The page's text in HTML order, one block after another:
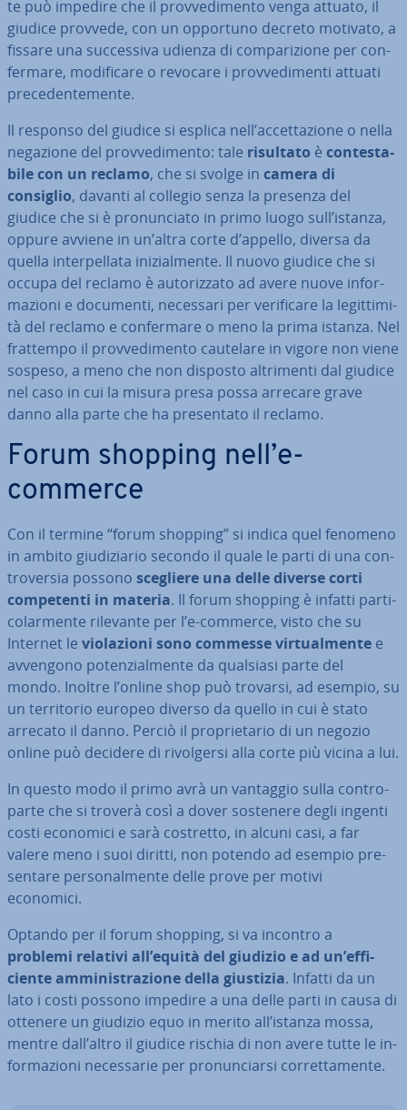
te può impedire che il prov­ve­di­men­to venga attuato, il
giudice provvede, con un opportuno decreto motivato, a
fissare una suc­ces­si­va udienza di com­pa­ri­zio­ne per con­
fer­ma­re, mo­di­fi­ca­re o revocare i prov­ve­di­men­ti attuati
pre­ce­den­te­men­te.
Il responso del giudice si esplica nell’ac­cet­ta­zio­ne o nella
negazione del prov­ve­di­men­to: tale risultato è con­te­sta­
bi­le con un reclamo, che si svolge in camera di
consiglio, davanti al collegio senza la presenza del
giudice che si è pro­nun­cia­to in primo luogo sull’istanza,
oppure avviene in un’altra corte d’appello, diversa da
quella in­ter­pel­la­ta ini­zial­men­te. Il nuovo giudice che si
occupa del reclamo è au­to­riz­za­to ad avere nuove in­for­
ma­zio­ni e documenti, necessari per ve­ri­fi­ca­re la le­git­ti­mi­
tà del reclamo e con­fer­ma­re o meno la prima istanza. Nel
frattempo il prov­ve­di­men­to cautelare in vigore non viene
sospeso, a meno che non disposto al­tri­men­ti dal giudice
nel caso in cui la misura presa possa arrecare grave
danno alla parte che ha pre­sen­ta­to il reclamo.
Forum shopping nell’e-
commerce
Con il termine “forum shopping” si indica quel fenomeno
in ambito giu­di­zia­rio secondo il quale le parti di una con­
tro­ver­sia possono scegliere una delle diverse corti
com­pe­ten­ti in materia. Il forum shopping è infatti par­ti­
co­lar­men­te rilevante per l’e-commerce, visto che su
Internet le vio­la­zio­ni sono commesse vir­tual­men­te e
avvengono po­ten­zial­men­te da qualsiasi parte del
mondo. Inoltre l’online shop può trovarsi, ad esempio, su
un ter­ri­to­rio europeo diverso da quello in cui è stato
arrecato il danno. Perciò il pro­prie­ta­rio di un negozio
online può decidere di ri­vol­ger­si alla corte più vicina a lui.
In questo modo il primo avrà un vantaggio sulla con­tro­
par­te che si troverà così a dover sostenere degli ingenti
costi economici e sarà costretto, in alcuni casi, a far
valere meno i suoi diritti, non potendo ad esempio pre­
sen­ta­re per­so­nal­men­te delle prove per motivi
economici.
Optando per il forum shopping, si va incontro a
problemi relativi all’equità del giudizio e ad un’ef­fi­
cien­te am­mi­ni­stra­zio­ne della giustizia. Infatti da un
lato i costi possono impedire a una delle parti in causa di
ottenere un giudizio equo in merito all’istanza mossa,
mentre dall’altro il giudice rischia di non avere tutte le in­
for­ma­zio­ni ne­ces­sa­rie per pro­nun­ciar­si cor­ret­ta­men­te.